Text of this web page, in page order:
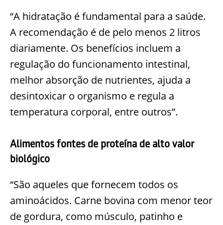
“A hidratação é fundamental para a saúde.
A recomendação é de pelo menos 2 litros
diariamente. Os benefícios incluem a
regulação do funcionamento intestinal,
melhor absorção de nutrientes, ajuda a
desintoxicar o organismo e regula a
temperatura corporal, entre outros”.
Alimentos fontes de proteína de alto valor
biológico
“São aqueles que fornecem todos os
aminoácidos. Carne bovina com menor teor
de gordura, como músculo, patinho e